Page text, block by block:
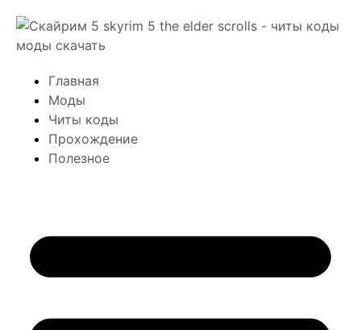
Главная
Моды
Читы коды
Прохождение
Полезное